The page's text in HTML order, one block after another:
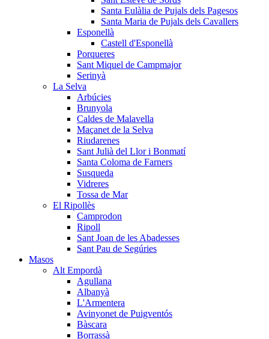
Santa Eulàlia de Pujals dels Pagesos
Santa Maria de Pujals dels Cavallers
Esponellà
Castell d'Esponellà
Porqueres
Sant Miquel de Campmajor
Serinyà
La Selva
Arbúcies
Brunyola
Caldes de Malavella
Maçanet de la Selva
Riudarenes
Sant Julià del Llor i Bonmatí
Santa Coloma de Farners
Susqueda
Vidreres
Tossa de Mar
El Ripollès
Camprodon
Ripoll
Sant Joan de les Abadesses
Sant Pau de Segúries
Masos
Alt Empordà
Agullana
Albanyà
L'Armentera
Avinyonet de Puigventós
Bàscara
Borrassà